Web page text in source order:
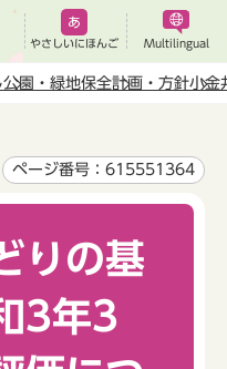
やさしいにほんご Multilingual
公園・緑地保全計画・方針小金
ページ番号：615551364
りの基
3年3